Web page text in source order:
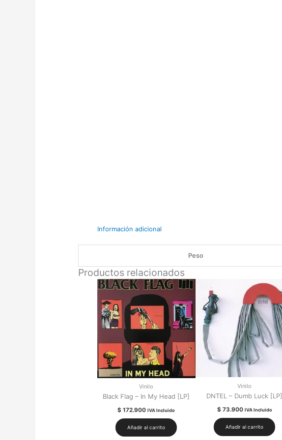
Información adicional
Peso
Productos relacionados
Vinilo
Black Flag – In My Head [LP]
$ 172.900 IVA Incluido
Añadir al carrito
Vinilo
DNTEL – Dumb Luck [LP]
$73.900 IVA Incluido
Añadir al carrito